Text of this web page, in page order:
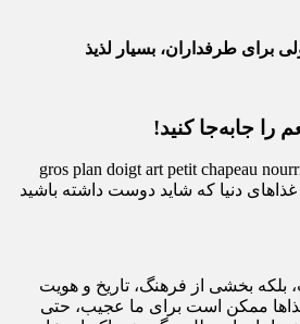
طرفداران، بسیار لذیذ
جابه‌جا کنید!
بلکه بخشی از فرهنگ، تاریخ و هویت
ممکن است برای ما عجیب، حتی